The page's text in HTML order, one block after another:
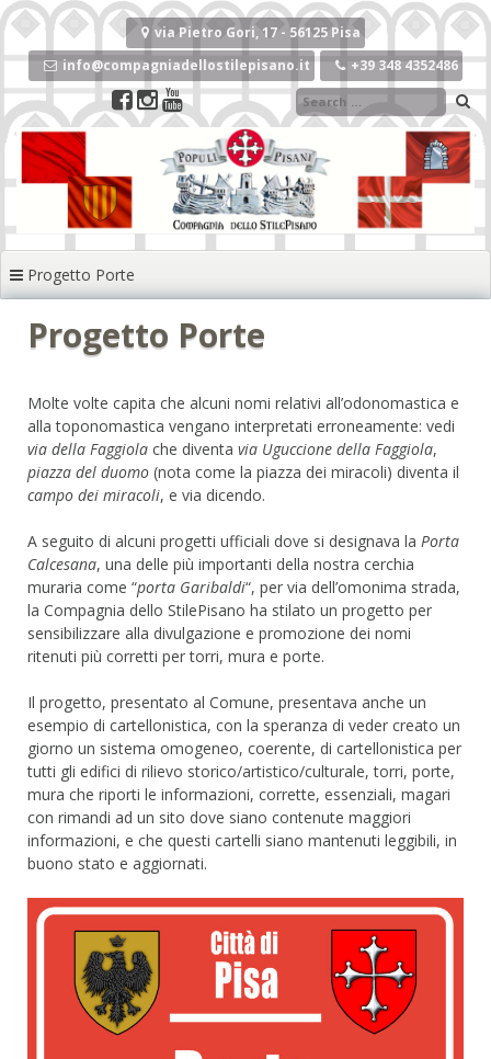
Vai
al
contenuto
via Pietro Gori, 17 - 56125 Pisa
info@compagniadellostilepisano.it
+39 348 4352486
Progetto Porte
Progetto Porte
Molte volte capita che alcuni nomi relativi all’odonomastica e
alla toponomastica vengano interpretati erroneamente: vedi
via della Faggiola che diventa via Uguccione della Faggiola,
piazza del duomo (nota come la piazza dei miracoli) diventa il
campo dei miracoli, e via dicendo.
A seguito di alcuni progetti ufficiali dove si designava la Porta
Calcesana, una delle più importanti della nostra cerchia
muraria come “porta Garibaldi“, per via dell’omonima strada,
la Compagnia dello StilePisano ha stilato un progetto per
sensibilizzare alla divulgazione e promozione dei nomi
ritenuti più corretti per torri, mura e porte.
Il progetto, presentato al Comune, presentava anche un
esempio di cartellonistica, con la speranza di veder creato un
giorno un sistema omogeneo, coerente, di cartellonistica per
tutti gli edifici di rilievo storico/artistico/culturale, torri, porte,
mura che riporti le informazioni, corrette, essenziali, magari
con rimandi ad un sito dove siano contenute maggiori
informazioni, e che questi cartelli siano mantenuti leggibili, in
buono stato e aggiornati.